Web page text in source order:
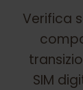
Verifica
SIM